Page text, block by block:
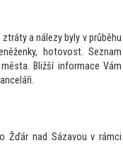
a nálezy byly v průběhu
hotovost. Seznam
Bližší informace Vám
v kanceláři.
Žďár nad Sázavou v rámci